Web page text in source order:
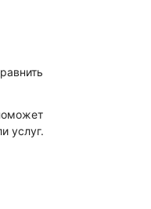
услуг.